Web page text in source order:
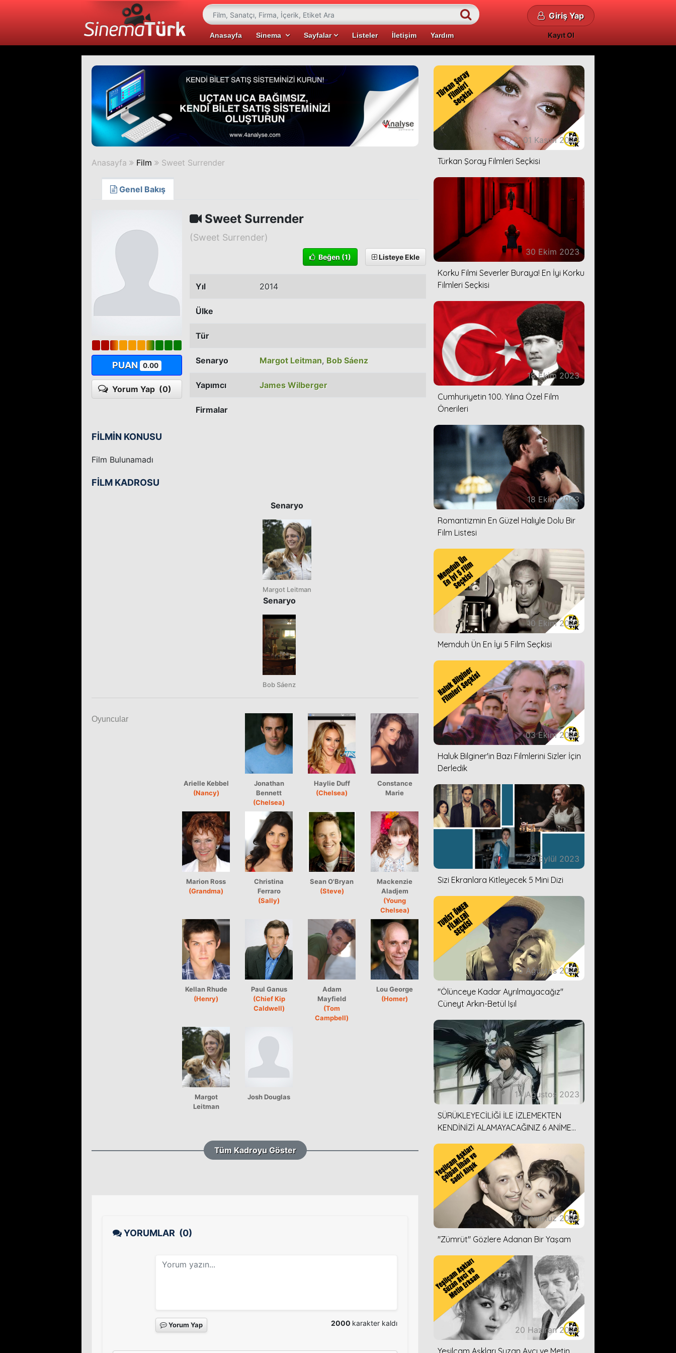
Anasayfa Sinema Sayfalar Listeler İletişim Yardım
Giriş Yap
Kayıt Ol
Anasayfa Film Sweet Surrender
Genel Bakış
PUAN 0.00
Yorum Yap (0)
Sweet Surrender
(Sweet Surrender)
Beğen (1) Listeye Ekle
Yıl 2014
Ülke
Tür
Senaryo Margot Leitman, Bob Sáenz
Yapımcı James Wilberger
Firmalar
FİLMİN KONUSU
Film Bulunamadı
FİLM KADROSU
Senaryo
Margot Leitman
Senaryo
Bob Sáenz
Oyuncular
Arielle Kebbel
(Nancy)
Jonathan
Bennett
(Chelsea)
Haylie Duff
(Chelsea)
Constance
Marie
Marion Ross
(Grandma)
Christina
Ferraro
(Sally)
Sean O'Bryan
(Steve)
Mackenzie
Aladjem
(Young
Chelsea)
Kellan Rhude
(Henry)
Paul Ganus
(Chief Kip
Caldwell)
Adam
Mayfield
(Tom
Campbell)
Lou George
(Homer)
Margot
Leitman
Josh Douglas
Tüm Kadroyu Göster
YORUMLAR (0)
Yorum Yap 2000 karakter kaldı
01 Kasım 2023
Türkan Şoray Filmleri Seçkisi
30 Ekim 2023
Korku Filmi Severler Buraya! En İyi Korku
Filmleri Seçkisi
18 Ekim 2023
Cumhuriyetin 100. Yılına Özel Film
Önerileri
18 Ekim 2023
Romantizmin En Güzel Haliyle Dolu Bir
Film Listesi
10 Ekim 2023
Memduh Ün En İyi 5 Film Seçkisi
03 Ekim 2023
Haluk Bilginer'in Bazı Filmlerini Sizler İçin
Derledik
29 Eylül 2023
Sizi Ekranlara Kitleyecek 5 Mini Dizi
16 Ağustos 2023
''Ölünceye Kadar Ayrılmayacağız''
Cüneyt Arkın-Betül Işıl
14 Ağustos 2023
SÜRÜKLEYECİLİĞİ İLE İZLEMEKTEN
KENDİNİZİ ALAMAYACAĞINIZ 6 ANİME
12 Temmuz 2023
''Zümrüt'' Gözlere Adanan Bir Yaşam
20 Haziran 2023
Yeşilçam Aşkları Suzan Avcı ve Metin